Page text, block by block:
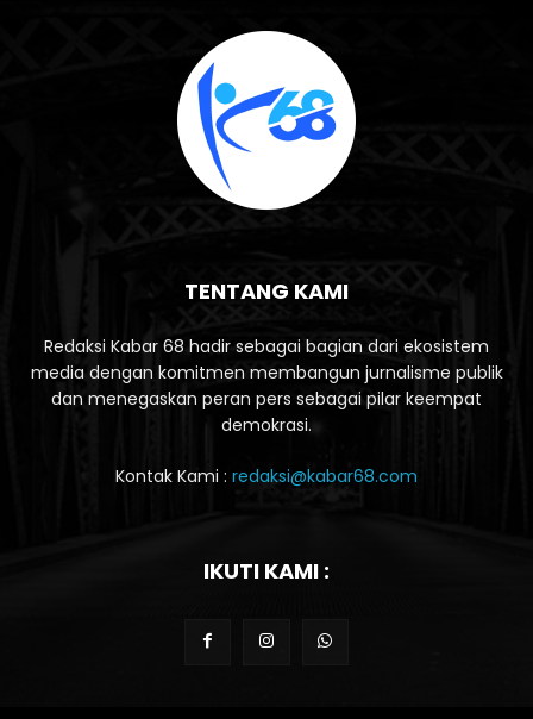
TENTANG KAMI
Redaksi Kabar 68 hadir sebagai bagian dari ekosistem
media dengan komitmen membangun jurnalisme publik
dan menegaskan peran pers sebagai pilar keempat
demokrasi.
Kontak Kami : redaksi@kabar68.com
IKUTI KAMI :